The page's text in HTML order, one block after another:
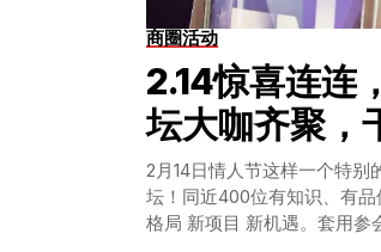
商圈活动
2.14惊喜连连
坛大咖齐聚，
2月14日情人节这样一个特别
坛！同近400位有知识、有
格局 新项目 新机遇。套用